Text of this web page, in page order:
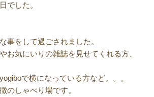
でした。
事をして過ごされました。
お気にいりの雑誌を見せてくれる方、
で横になっている方など。。。
のしゃべり場です。